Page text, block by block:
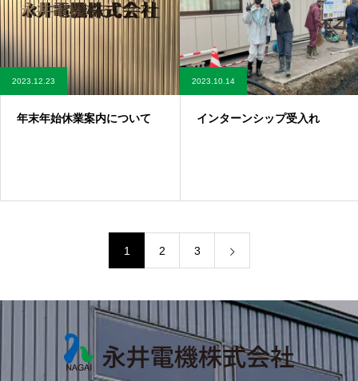
2023.12.23
年末年始休業案内について
2023.10.14
インターンシップ受入れ
1 2 3